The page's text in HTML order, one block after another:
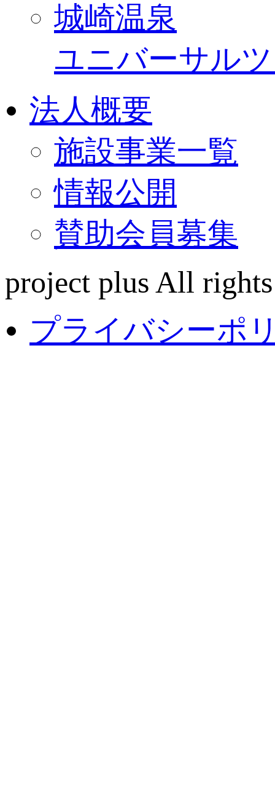
城崎温泉
ユニバーサル
法人概要
施設事業一覧
情報公開
賛助会員募集
project plus All
プライバシーポ